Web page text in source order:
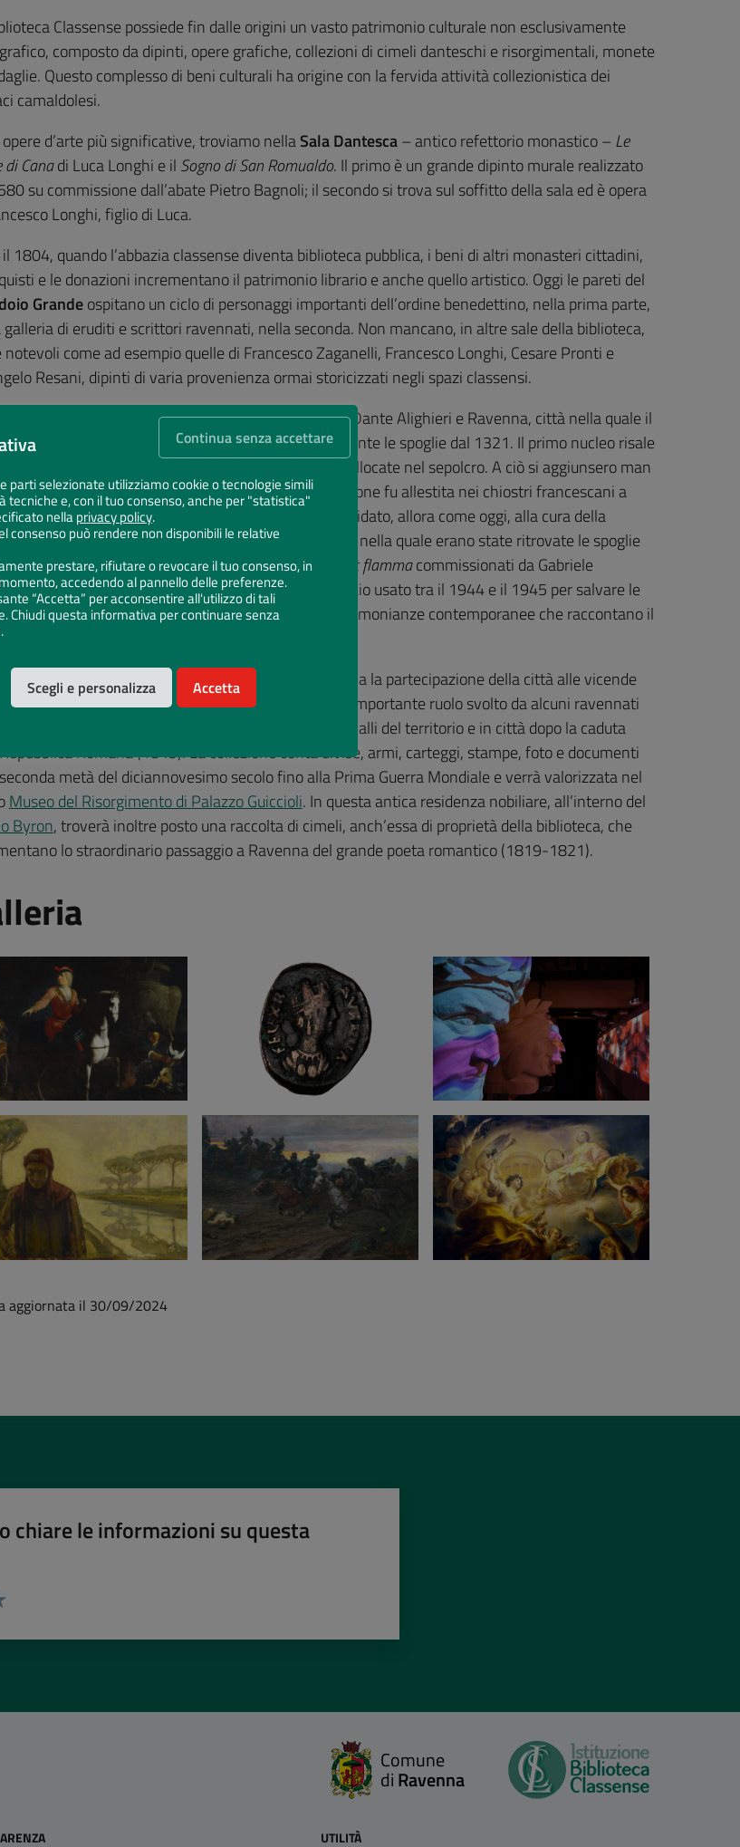
Classense possiede fin dalle origini un vasto patrimonio culturale non esclusivamente
composto da dipinti, opere grafiche, collezioni di cimeli danteschi e risorgimentali, monete
Questo complesso di beni culturali ha origine con la fervida attività collezionistica dei
camaldolesi.
opere d’arte più significative, troviamo nellaSala Dantesca– antico refettorio monastico – Le
di Canadi Luca Longhi e il Sogno di San Romualdo. Il primo è un grande dipinto murale realizzato
su commissione dall’abate Pietro Bagnoli; il secondo si trova sul soffitto della sala ed è opera
Longhi, figlio di Luca.
1804, quando l’abbazia classense diventa biblioteca pubblica, i beni di altri monasteri cittadini,
e le donazioni incrementano il patrimonio librario e anche quello artistico. Oggi le pareti del
Grandeospitano un ciclo di personaggi importanti dell’ordine benedettino, nella prima parte,
galleria di eruditi e scrittori ravennati, nella seconda. Non mancano, in altre sale della biblioteca,
notevoli come ad esempio quelle di Francesco Zaganelli, Francesco Longhi, Cesare Pronti e
Resani, dipinti di varia provenienza ormai storicizzati negli spazi classensi.
documenta lo stretto rapporto tra Dante Alighieri e Ravenna, città nella quale il
visse gli ultimi anni e che ne custodisce amorevolmente le spoglie dal 1321. Il primo nucleo risale
anno in cui le ossa di Dante furono ritrovate e ricollocate nel sepolcro. A ciò si aggiunsero man
altri oggetti di varia natura finché nel 1921 la collezione fu allestita nei chiostri francescani a
il Museo Dantesco (oggi
Museo e Casa Dante
), affidato, allora come oggi, alla cura della
Tra i beni più notevoli vi sono: la cassetta lignea nella quale erano state ritrovate le spoglie
diverse opere di Carlo Wostry; i sacchiInclusa est flammacommissionati da Gabriele
ad Adolfo de Carolis nel 1921; il forziere d’acciaio usato tra il 1944 e il 1945 per salvare le
Dante dai pericoli della guerra e le interessanti testimonianze contemporanee che raccontano il
“Dante pop”.
di cimeli e documenti risorgimentali
testimonia la partecipazione della città alle vicende
che portarono all’Unità italiana e, in particolare, l’importante ruolo svolto da alcuni ravennati
, la fuga di Giuseppe Garibaldi nelle valli del territorio e in città dopo la caduta
Romana (1849). La collezione conta divise, armi, carteggi, stampe, foto e documenti
metà del diciannovesimo secolo fino alla Prima Guerra Mondiale e verrà valorizzata nel
Museo del Risorgimento di Palazzo Guiccioli. In questa antica residenza nobiliare, all’interno del
Byron, troverà inoltre posto una raccolta di cimeli, anch’essa di proprietà della biblioteca, che
lo straordinario passaggio a Ravenna del grande poeta romantico (1819-1821).
aggiornata il 30/09/2024
chiare le informazioni su questa
Comune
diRavenna
UTILITÀ
parti selezionate utilizziamo cookie o tecnologie simili
tecniche e, con il tuo consenso, anche per "statistica"
nellaprivacy policy.
consenso può rendere non disponibili le relative
prestare, rifiutare o revocare il tuo consenso, in
accedendo al pannello delle preferenze.
“Accetta” per acconsentire all'utilizzo di tali
Chiudi questa informativa per continuare senza
Scegli e personalizza Accetta
Continua senza accettare